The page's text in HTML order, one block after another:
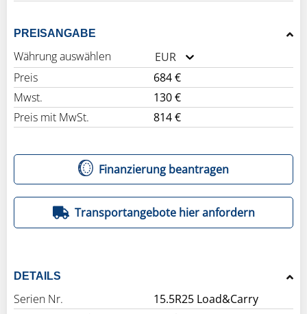
PREISANGABE
Währung auswählen
EUR
Preis
684 €
Mwst.
130 €
Preis mit MwSt.
814 €
Finanzierung beantragen
Transportangebote hier anfordern
DETAILS
Serien Nr.
15.5R25 Load&Carry